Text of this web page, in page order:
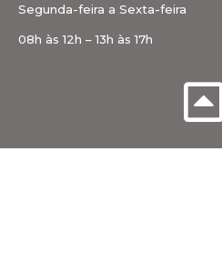
Segunda-feira a Sexta-feira
08h às 12h – 13h às 17h